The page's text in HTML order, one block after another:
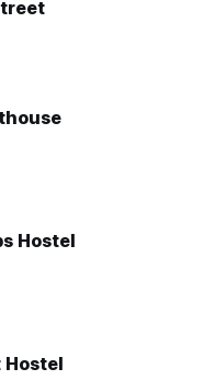
Hostel
Hostel